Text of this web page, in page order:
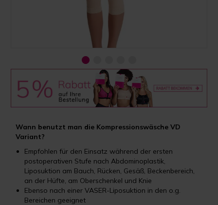
Wann benutzt man die Kompressionswäsche VD
Variant?
Empfohlen für den Einsatz während der ersten
postoperativen Stufe nach Abdominoplastik,
Liposuktion am Bauch, Rücken, Gesäß, Beckenbereich,
an der Hüfte, am Oberschenkel und Knie
Ebenso nach einer VASER-Liposuktion in den o.g.
Bereichen geeignet